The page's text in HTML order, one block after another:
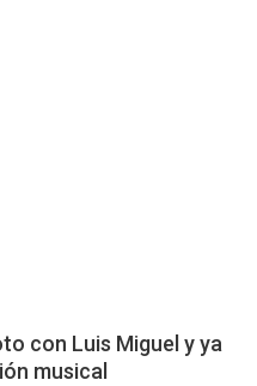
con Luis Miguel y ya
musical